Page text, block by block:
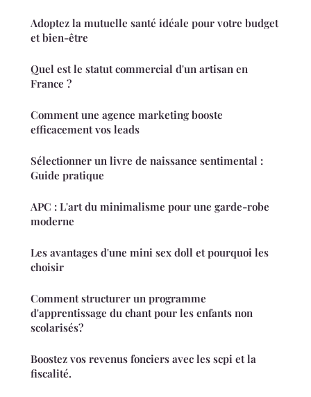
Adoptez la mutuelle santé idéale pour votre budget
et bien-être
Quel est le statut commercial d'un artisan en
France ?
Comment une agence marketing booste
efficacement vos leads
Sélectionner un livre de naissance sentimental :
Guide pratique
APC : L'art du minimalisme pour une garde-robe
moderne
Les avantages d'une mini sex doll et pourquoi les
choisir
Comment structurer un programme
d'apprentissage du chant pour les enfants non
scolarisés?
Boostez vos revenus fonciers avec les scpi et la
fiscalité.